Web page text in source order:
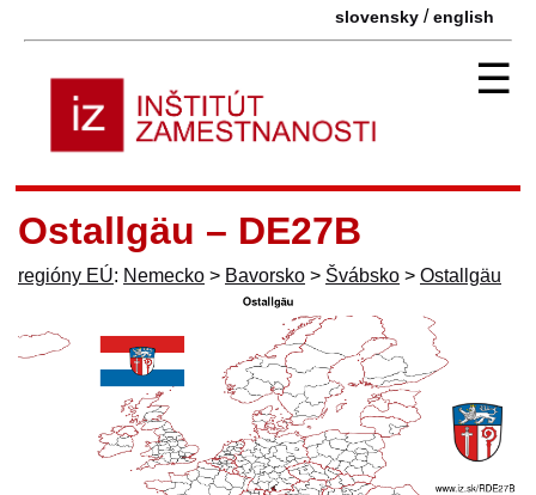
slovensky /english
☰
Ostallgäu – DE27B
regióny EÚ: Nemecko > Bavorsko > Švábsko > Ostallgäu